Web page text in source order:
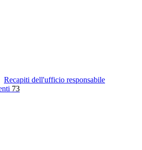
Recapiti dell'ufficio responsabile
73